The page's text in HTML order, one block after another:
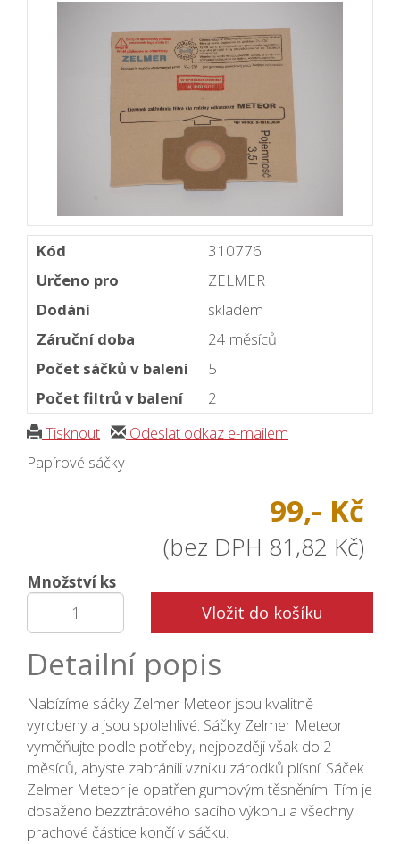
Kód
310776
Určeno pro
ZELMER
Dodání
skladem
Záruční doba
24 měsíců
Počet sáčků v balení
5
Počet filtrů v balení
2
Tisknout
Odeslat odkaz e-mailem
Papírové sáčky
99,- Kč
(bez DPH 81,82 Kč)
Množství ks
Vložit do košíku
Detailní popis
Nabízíme sáčky Zelmer Meteor jsou kvalitně
vyrobeny a jsou spolehlivé. Sáčky Zelmer Meteor
vyměňujte podle potřeby, nejpozději však do 2
měsíců, abyste zabránili vzniku zárodků plísní. Sáček
Zelmer Meteor je opatřen gumovým těsněním. Tím je
dosaženo bezztrátového sacího výkonu a všechny
prachové částice končí v sáčku.